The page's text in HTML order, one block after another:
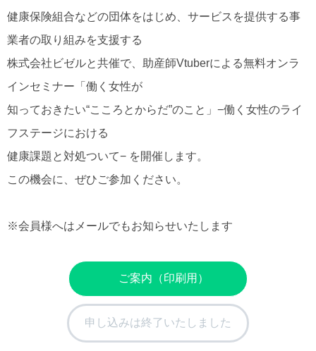
健康保険組合などの団体をはじめ、サービスを提供する事
業者の取り組みを支援する
株式会社ビゼルと共催で、助産師Vtuberによる無料オンラ
インセミナー「働く女性が
知っておきたい“こころとからだ”のこと」−働く女性のライ
フステージにおける
健康課題と対処ついて− を開催します。
この機会に、ぜひご参加ください。
※会員様へはメールでもお知らせいたします
ご案内（印刷用）
申し込みは終了いたしました